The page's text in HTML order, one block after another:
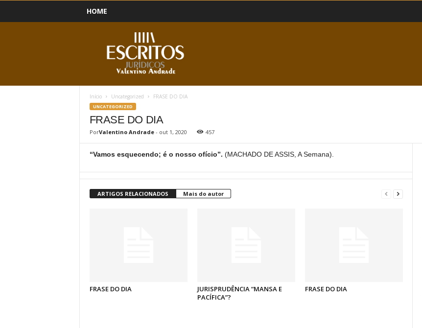
HOME
Início Uncategorized FRASE DO DIA
UNCATEGORIZED
FRASE DO DIA
PorValentino Andrade- out 1, 2020 457
“Vamos esquecendo; é o nosso ofício”. (MACHADO DE ASSIS, A Semana).
ARTIGOS RELACIONADOS Mais do autor
FRASE DO DIA
JURISPRUDÊNCIA “MANSA E
PACÍFICA”?
FRASE DO DIA